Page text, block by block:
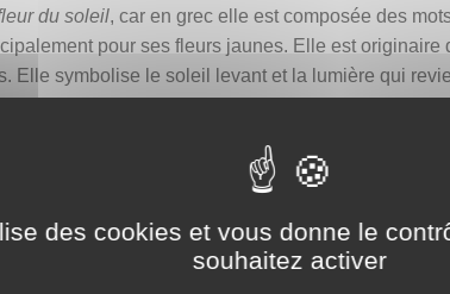
du soleil, car en grec elle est composée des
pour ses fleurs jaunes. Elle est
Elle symbolise le soleil levant et la lumière qui
à la fois car elle est double : elle représente
le deuil, l’hommage et le souvenir éternel. Au
la droiture et la force tranquille. En Chine, le
infusion (菊花茶, júhuā chá) pour ses propriétés
au cycle de la vie et à la beauté qui persiste
des cookies et vous donne le
souhaitez activer